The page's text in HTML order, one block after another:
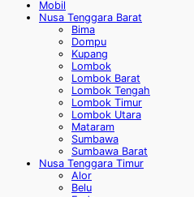
Mobil
Nusa Tenggara Barat
Bima
Dompu
Kupang
Lombok
Lombok Barat
Lombok Tengah
Lombok Timur
Lombok Utara
Mataram
Sumbawa
Sumbawa Barat
Nusa Tenggara Timur
Alor
Belu